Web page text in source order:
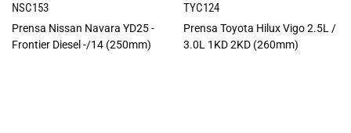
NSC153
Prensa Nissan Navara YD25 -
Frontier Diesel -/14 (250mm)
TYC124
Prensa Toyota Hilux Vigo 2.5L /
3.0L 1KD 2KD (260mm)